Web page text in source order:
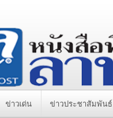
ข่าวเด่น ข่าวประชาสัมพันธ์